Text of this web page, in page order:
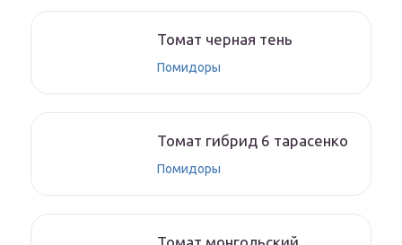
Томат черная тень
Помидоры
Томат гибрид 6 тарасенко
Помидоры